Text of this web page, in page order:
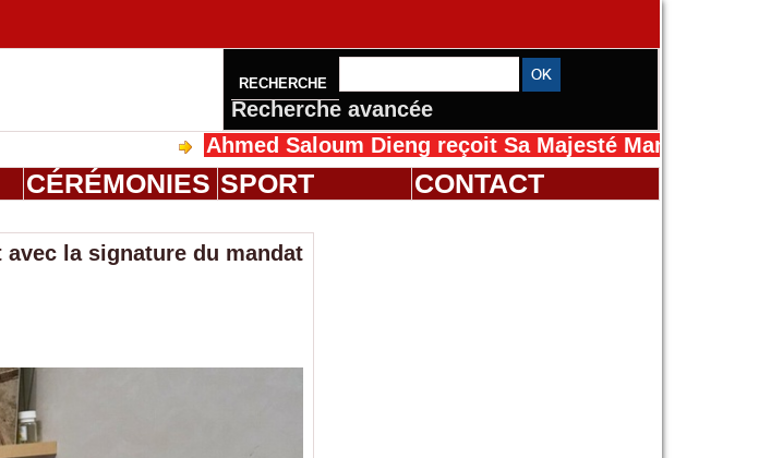
RECHERCHE
Recherche avancée
Ahmed Saloum Dieng reçoit Sa Majesté Mansah Cissé au
CÉRÉMONIES SPORT CONTACT
la signature du mandat